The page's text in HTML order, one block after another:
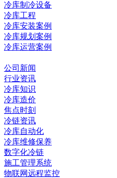
冷库制冷设备
冷库工程
冷库安装案例
冷库规划案例
冷库运营案例
公司新闻
行业资讯
冷库知识
冷库造价
焦点时刻
冷链资讯
冷库自动化
冷库维修保养
数字化冷链
施工管理系统
物联网远程监控